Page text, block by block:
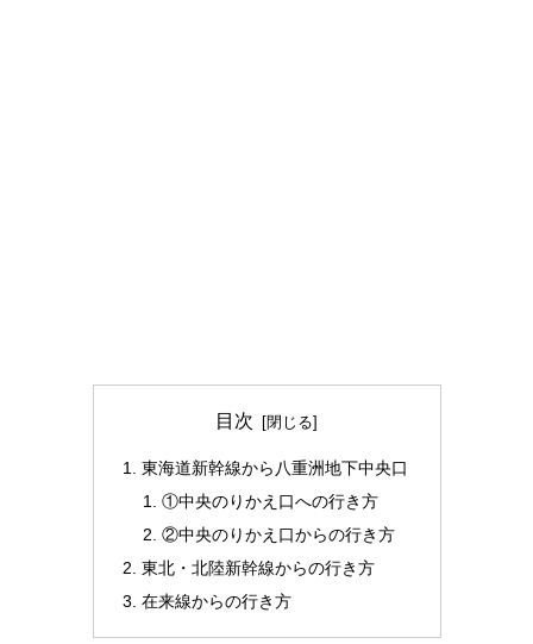
目次
東海道新幹線から八重洲地下中央口
①中央のりかえ口への行き方
②中央のりかえ口からの行き方
東北・北陸新幹線からの行き方
在来線からの行き方